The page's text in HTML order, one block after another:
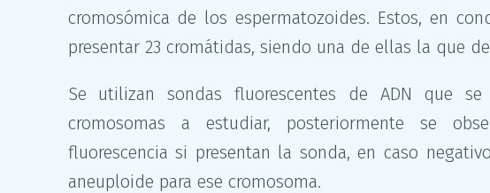
cromosómica de los espermatozoides. Estos, en
presentar 23 cromátidas, siendo una de ellas la que
Se utilizan sondas fluorescentes de ADN que
cromosomas a estudiar, posteriormente se
fluorescencia si presentan la sonda, en caso
aneuploide para ese cromosoma.